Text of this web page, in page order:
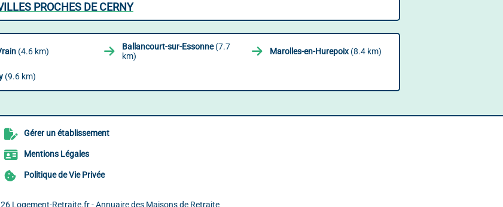
PROCHES DE CERNY
(4.6 km) Ballancourt-sur-Essonne(7.7
km)
Marolles-en-Hurepoix(8.4 km)
(9.6 km)
Gérer un établissement
Mentions Légales
Politique de Vie Privée
Logement-Retraite.fr - Annuaire des Maisons de Retraite